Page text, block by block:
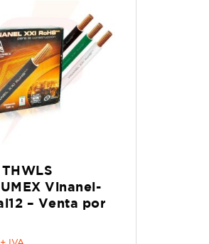
Vinanel-
– Venta por